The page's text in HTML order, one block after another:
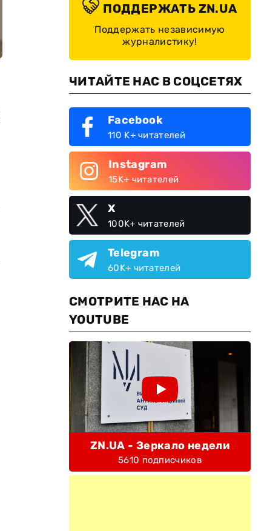
ПОДДЕРЖАТЬ ZN.UA
Поддержать независимую
журналистику!
ЧИТАЙТЕ НАС В СОЦСЕТЯХ
Facebook
110 K+ читателей
Instagram
15K+ читателей
X
100K+ читателей
Telegram
60K+ читателей
СМОТРИТЕ НАС НА
YOUTUBE
ZN.UA - Зеркало недели
5610 подписчиков